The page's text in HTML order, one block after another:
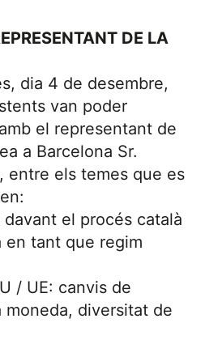
DE LA
dia 4 de desembre,
van poder
el representant de
a Barcelona Sr.
entre els temes que es
davant el procés català
en tant que regim
/ UE: canvis de
diversitat de